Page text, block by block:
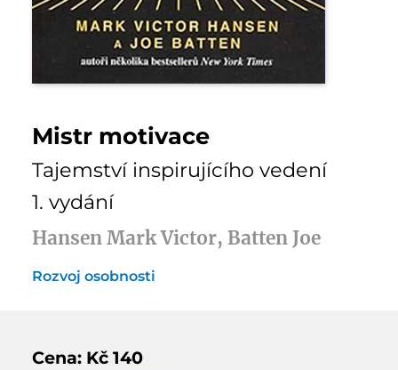
Mistr motivace
Tajemství inspirujícího vedení
1. vydání
Hansen Mark Victor, Batten Joe
Rozvoj osobnosti
Cena: Kč 140